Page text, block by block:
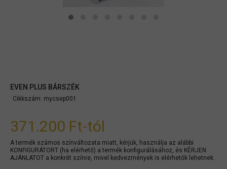
EVEN PLUS BÁRSZÉK
Cikkszám: mycsep001
371.200 Ft-tól
A termék számos színváltozata miatt, kérjük, használja az alábbi
KONFIGURÁTORT (ha elérhető) a termék konfigurálásához, és KÉRJEN
AJÁNLATOT a konkrét színre, mivel kedvezmények is elérhetők lehetnek.